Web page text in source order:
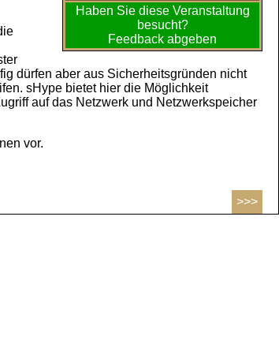
Haben Sie diese Veranstaltung
besucht?
Feedback abgeben
dürfen aber aus Sicherheitsgründen nicht
sHype bietet hier die Möglichkeit
auf das Netzwerk und Netzwerkspeicher
vor.
>>>